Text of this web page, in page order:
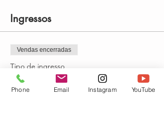
Ingressos
Vendas encerradas
Tipo de ingresso
Jeudi 18h45-19h45
Phone Email Instagram YouTube